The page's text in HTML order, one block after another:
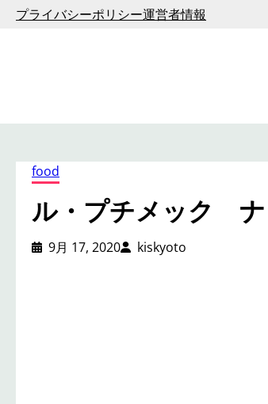
プ
プライバシーポリシー運営者情報
food
ル・プチメック ナ
9月 17, 2020 kiskyoto